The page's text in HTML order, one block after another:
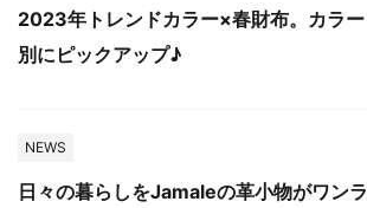
2023年トレンドカラー×春財布。カラー
別にピックアップ♪
NEWS
日々の暮らしをJamaleの革小物がワンラ